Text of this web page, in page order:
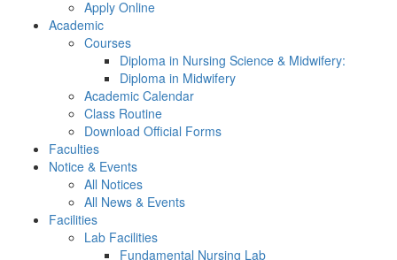
Apply Online
Academic
Courses
Diploma in Nursing Science & Midwifery:
Diploma in Midwifery
Academic Calendar
Class Routine
Download Official Forms
Faculties
Notice & Events
All Notices
All News & Events
Facilities
Lab Facilities
Fundamental Nursing Lab